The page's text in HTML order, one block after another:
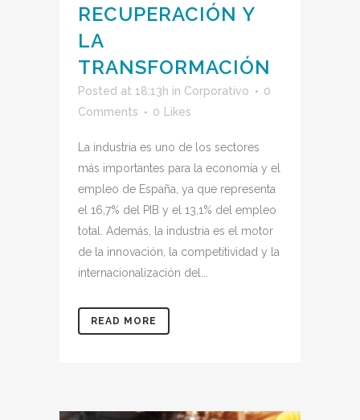
RECUPERACIÓN Y
LA
TRANSFORMACIÓN
Posted at 18:13h in Corporativo
0
Comments
0 Likes
La industria es uno de los sectores
más importantes para la economía y el
empleo de España, ya que representa
el 16,7% del PIB y el 13,1% del empleo
total. Además, la industria es el motor
de la innovación, la competitividad y la
internacionalización del...
READ MORE